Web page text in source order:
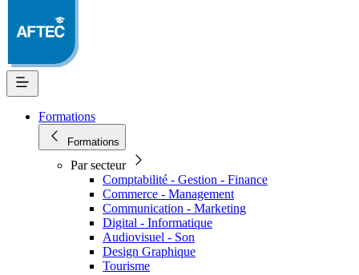
Formations
Formations
Par secteur
Comptabilité - Gestion - Finance
Commerce - Management
Communication - Marketing
Digital - Informatique
Audiovisuel - Son
Design Graphique
Tourisme